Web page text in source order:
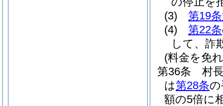
(3)
第19
(4)
第22条
して、詐
(料金を免
第36条
村
は第28条の
額の5倍に